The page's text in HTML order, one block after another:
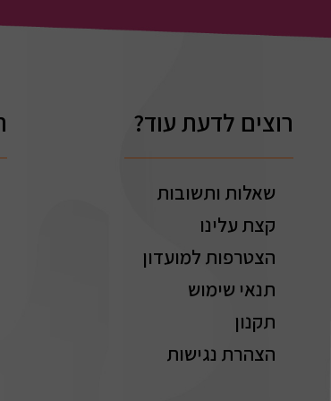
רוצים לדעת עוד?
שאלות ותשובות
קצת עלינו
הצטרפות למועדון
תנאי שימוש
תקנון
הצהרת נגישות